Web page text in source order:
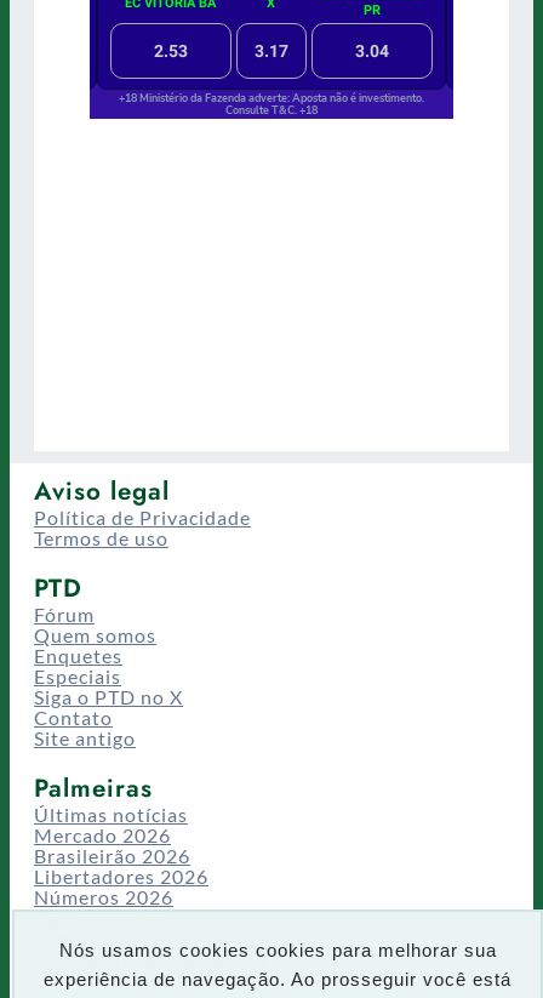
Nós usamos cookies cookies para melhorar sua
experiência de navegação. Ao prosseguir você está
Aviso legal
Política de Privacidade
Termos de uso
PTD
Fórum
Quem somos
Enquetes
Especiais
Siga o PTD no X
Contato
Site antigo
Palmeiras
Últimas notícias
Mercado 2026
Brasileirão 2026
Libertadores 2026
Números 2026
Campeonatos
Temporadas
CT/Centro de Excelência